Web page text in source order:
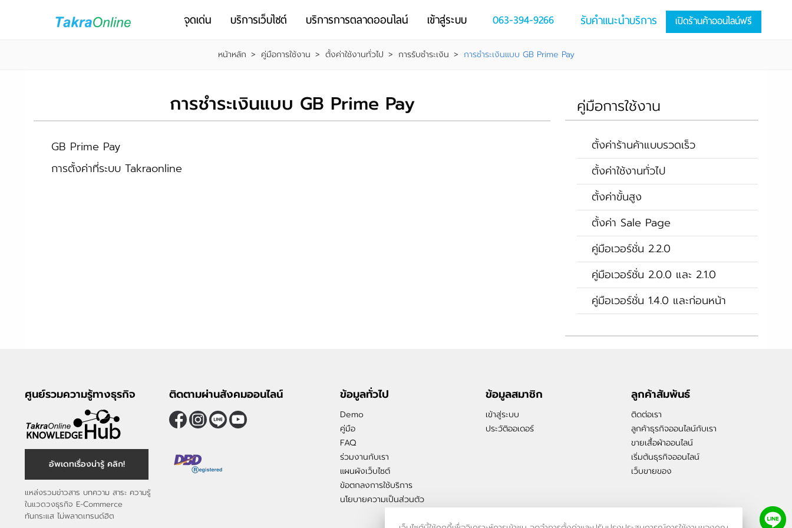
เปิดร้านค้าออนไลน์ฟรี
รับคำแนะนำบริการ
063-394-9266
จุดเด่น บริการเว็บไซต์ บริการการตลาดออนไลน์ เข้าสู่ระบบ
หน้าหลัก > คู่มือการใช้งาน > ตั้งค่าใช้งานทั่วไป > การรับชำระเงิน > การชำระเงินแบบ GB Prime Pay
การชำระเงินแบบ GB Prime Pay
GB Prime Pay
การตั้งค่าที่ระบบ Takraonline
คู่มือการใช้งาน
ตั้งค่าร้านค้าแบบรวดเร็ว
ตั้งค่าใช้งานทั่วไป
ตั้งค่าขั้นสูง
ตั้งค่า Sale Page
คู่มือเวอร์ชั่น 2.2.0
คู่มือเวอร์ชั่น 2.0.0 และ 2.1.0
คู่มือเวอร์ชั่น 1.4.0 และก่อนหน้า
ศูนย์รวมความรู้ทางธุรกิจ
อัพเดทเรื่องน่ารู้ คลิก!
แหล่งรวมข่าวสาร บทความ สาระ ความรู้
ในแวดวงธุรกิจ E-Commerce
ทันกระแส ไม่พลาดเทรนด์ฮิต
ติดตามผ่านสังคมออนไลน์ ข้อมูลทั่วไป
Demo
คู่มือ
FAQ
ร่วมงานกับเรา
แผนผังเว็บไซต์
ข้อตกลงการใช้บริการ
นโยบายความเป็นส่วนตัว
ข้อมูลสมาชิก
เข้าสู่ระบบ
ประวัติออเดอร์
ลูกค้าสัมพันธ์
ติดต่อเรา
ลูกค้าธุรกิจออนไลน์กับเรา
ขายเสื้อผ้าออนไลน์
เริ่มต้นธุรกิจออนไลน์
เว็บขายของ